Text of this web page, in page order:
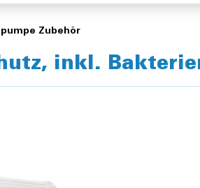
Zubehör
inkl.